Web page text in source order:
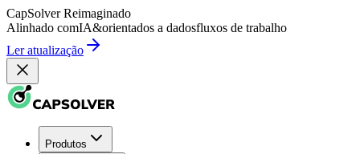
CapSolver Reimaginado
Alinhado comIA&orientados a dadosfluxos de trabalho
Ler atualização
Produtos